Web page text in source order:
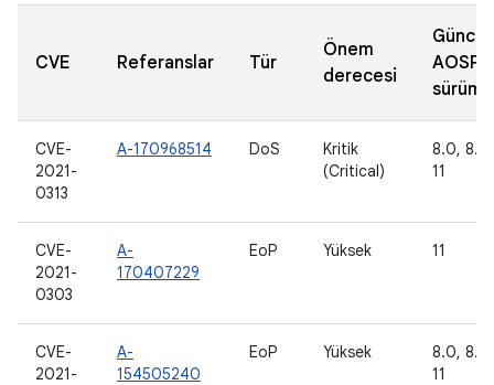
CVE Referanslar Tür
Önem
derecesi
AOSP
CVE-
2021-
0313
A-170968514 DoS
Kritik
(Critical)
8.0, 8.1,
11
CVE-
2021-
0303
A-
170407229
EoP Yüksek 11
CVE-
2021-
A-
154505240
EoP Yüksek
8.0, 8.1,
11